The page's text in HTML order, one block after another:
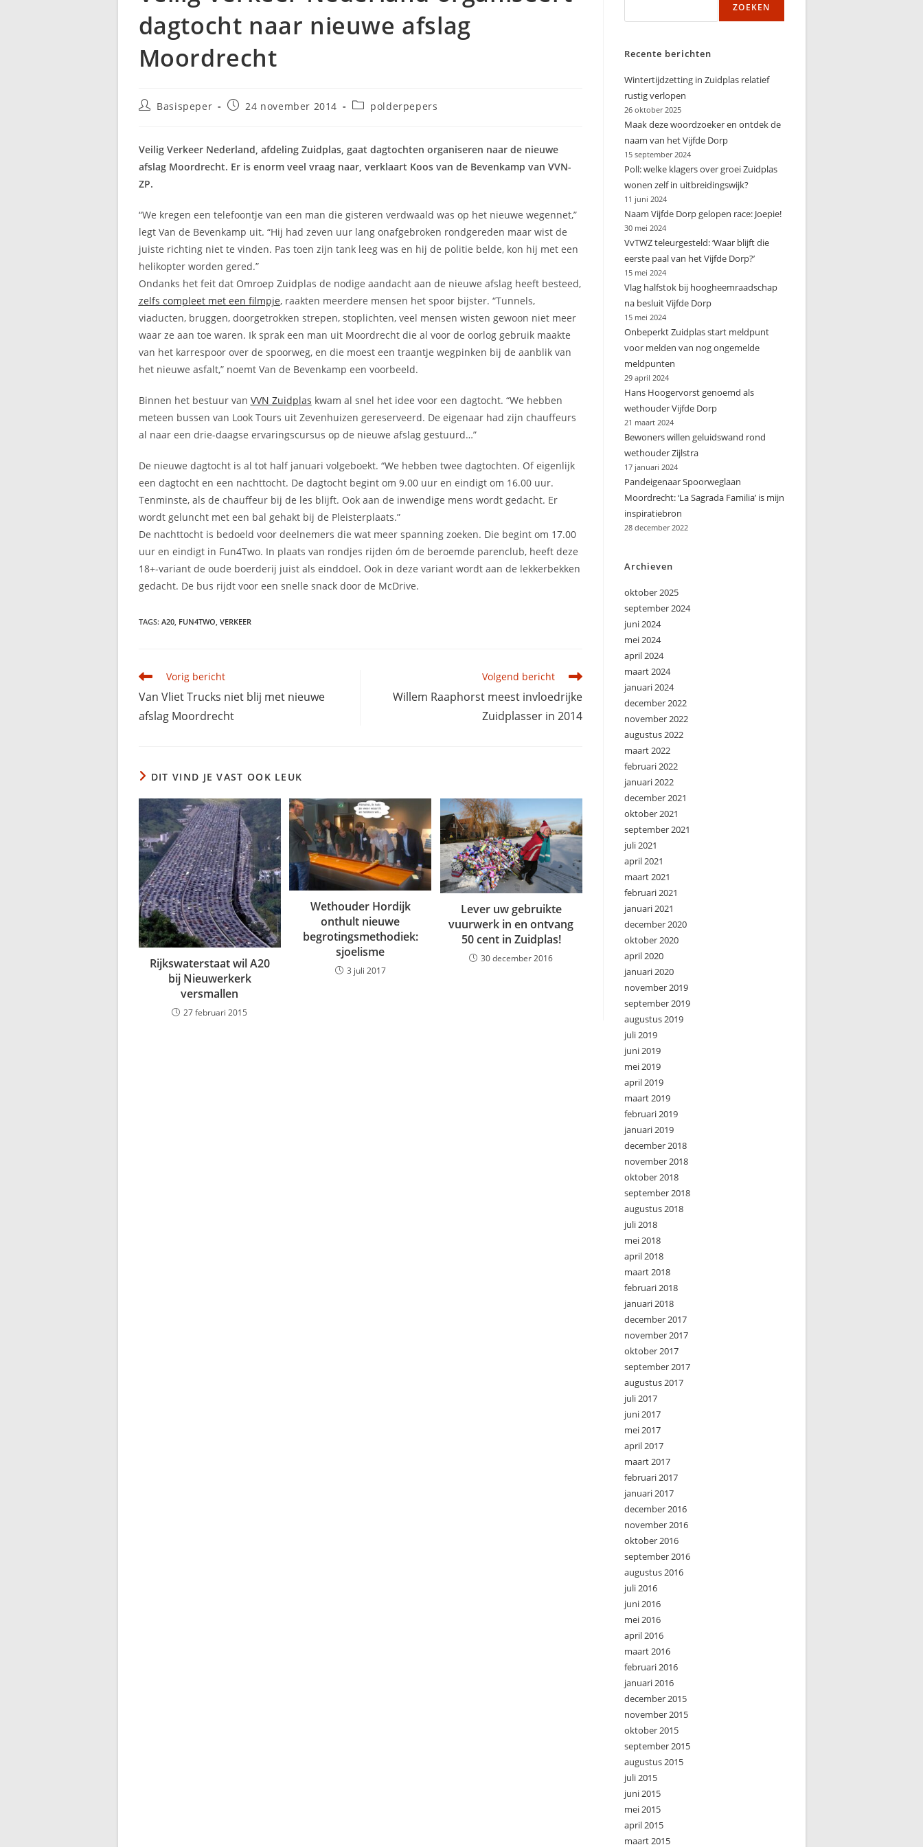
zoeken
dagtocht naar nieuwe afslag
Moordrecht
BerichtBasispeper
Bericht24 november 2014 Berichtcategorie:
polderpepers
Veilig Verkeer Nederland, afdeling Zuidplas, gaat dagtochten organiseren naar de nieuwe
afslag Moordrecht. Er is enorm veel vraag naar, verklaart Koos van de Bevenkamp van VVN-
ZP.
“We kregen een telefoontje van een man die gisteren verdwaald was op het nieuwe wegennet,”
legt Van de Bevenkamp uit. “Hij had zeven uur lang onafgebroken rondgereden maar wist de
juiste richting niet te vinden. Pas toen zijn tank leeg was en hij de politie belde, kon hij met een
helikopter worden gered.”
Ondanks het feit dat Omroep Zuidplas de nodige aandacht aan de nieuwe afslag heeft besteed,
zelfs compleet met een filmpje, raakten meerdere mensen het spoor bijster. “Tunnels,
viaducten, bruggen, doorgetrokken strepen, stoplichten, veel mensen wisten gewoon niet meer
waar ze aan toe waren. Ik sprak een man uit Moordrecht die al voor de oorlog gebruik maakte
van het karrespoor over de spoorweg, en die moest een traantje wegpinken bij de aanblik van
het nieuwe asfalt,” noemt Van de Bevenkamp een voorbeeld.
Binnen het bestuur van VVN Zuidplas kwam al snel het idee voor een dagtocht. “We hebben
meteen bussen van Look Tours uit Zevenhuizen gereserveerd. De eigenaar had zijn chauffeurs
al naar een drie-daagse ervaringscursus op de nieuwe afslag gestuurd…”
De nieuwe dagtocht is al tot half januari volgeboekt. “We hebben twee dagtochten. Of eigenlijk
een dagtocht en een nachttocht. De dagtocht begint om 9.00 uur en eindigt om 16.00 uur.
Tenminste, als de chauffeur bij de les blijft. Ook aan de inwendige mens wordt gedacht. Er
wordt geluncht met een bal gehakt bij de Pleisterplaats.”
De nachttocht is bedoeld voor deelnemers die wat meer spanning zoeken. Die begint om 17.00
uur en eindigt in Fun4Two. In plaats van rondjes rijden óm de beroemde parenclub, heeft deze
18+-variant de oude boerderij juist als einddoel. Ook in deze variant wordt aan de lekkerbekken
gedacht. De bus rijdt voor een snelle snack door de McDrive.
TAGS: A20, FUN4TWO, VERKEER
Lees
artikelen
Vorig bericht
Van Vliet Trucks niet blij met nieuwe
afslag Moordrecht
Volgend bericht
Willem Raaphorst meest invloedrijke
Zuidplasser in 2014
DIT VIND JE VAST OOK LEUK
Rijkswaterstaat wil A20
bij Nieuwerkerk
versmallen
27 februari 2015
Wethouder Hordijk
onthult nieuwe
begrotingsmethodiek:
sjoelisme
3 juli 2017
Lever uw gebruikte
vuurwerk in en ontvang
50 cent in Zuidplas!
30 december 2016
ZOEKEN
Recente berichten
Wintertijdzetting in Zuidplas relatief
rustig verlopen
26 oktober 2025
Maak deze woordzoeker en ontdek de
naam van het Vijfde Dorp
15 september 2024
Poll: welke klagers over groei Zuidplas
wonen zelf in uitbreidingswijk?
11 juni 2024
Naam Vijfde Dorp gelopen race: Joepie!
30 mei 2024
VvTWZ teleurgesteld: ‘Waar blijft die
eerste paal van het Vijfde Dorp?’
15 mei 2024
Vlag halfstok bij hoogheemraadschap
na besluit Vijfde Dorp
15 mei 2024
Onbeperkt Zuidplas start meldpunt
voor melden van nog ongemelde
meldpunten
29 april 2024
Hans Hoogervorst genoemd als
wethouder Vijfde Dorp
21 maart 2024
Bewoners willen geluidswand rond
wethouder Zijlstra
17 januari 2024
Pandeigenaar Spoorweglaan
Moordrecht: ‘La Sagrada Familia’ is mijn
inspiratiebron
28 december 2022
Archieven
oktober 2025
september 2024
juni 2024
mei 2024
april 2024
maart 2024
januari 2024
december 2022
november 2022
augustus 2022
maart 2022
februari 2022
januari 2022
december 2021
oktober 2021
september 2021
juli 2021
april 2021
maart 2021
februari 2021
januari 2021
december 2020
oktober 2020
april 2020
januari 2020
november 2019
september 2019
augustus 2019
juli 2019
juni 2019
mei 2019
april 2019
maart 2019
februari 2019
januari 2019
december 2018
november 2018
oktober 2018
september 2018
augustus 2018
juli 2018
mei 2018
april 2018
maart 2018
februari 2018
januari 2018
december 2017
november 2017
oktober 2017
september 2017
augustus 2017
juli 2017
juni 2017
mei 2017
april 2017
maart 2017
februari 2017
januari 2017
december 2016
november 2016
oktober 2016
september 2016
augustus 2016
juli 2016
juni 2016
mei 2016
april 2016
maart 2016
februari 2016
januari 2016
december 2015
november 2015
oktober 2015
september 2015
augustus 2015
juli 2015
juni 2015
mei 2015
april 2015
maart 2015